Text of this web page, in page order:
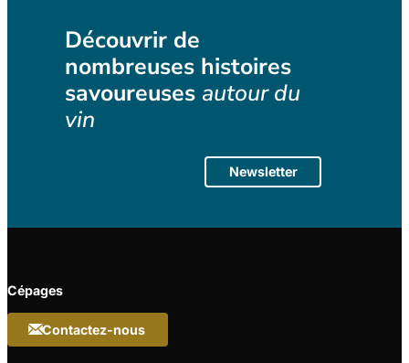
Découvrir de
nombreuses histoires
savoureuses autour du
vin
Newsletter
Cépages
Contactez-nous